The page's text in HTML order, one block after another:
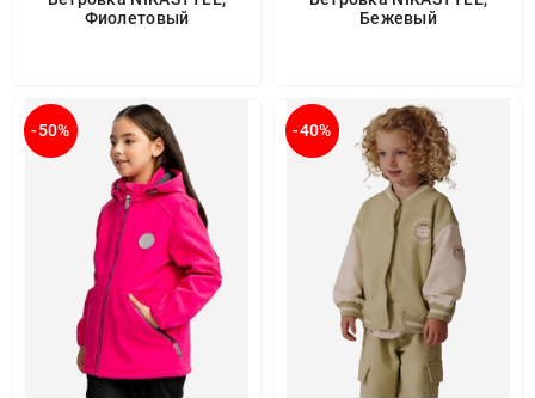
Фиолетовый
Бежевый
-50% -40%